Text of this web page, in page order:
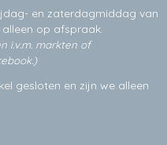
en zaterdagmiddag van
alleen op afspraak.
i.v.m. markten of
gesloten en zijn we alleen